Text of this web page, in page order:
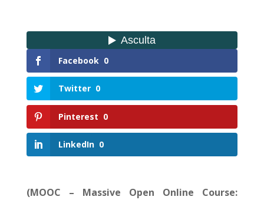
Facebook 0
Twitter 0
Pinterest 0
LinkedIn 0
(MOOC – Massive Open Online Course: